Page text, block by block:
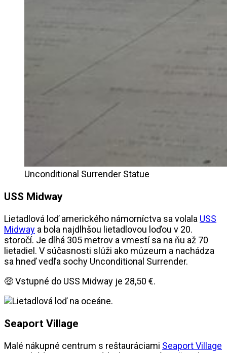
Unconditional Surrender Statue
USS Midway
Lietadlová loď amerického námorníctva sa volala USS
Midway a bola najdlhšou lietadlovou loďou v 20.
storočí. Je dlhá 305 metrov a vmestí sa na ňu až 70
lietadiel. V súčasnosti slúži ako múzeum a nachádza
sa hneď vedľa sochy Unconditional Surrender.
🤑 Vstupné do USS Midway je 28,50 €.
Seaport Village
Malé nákupné centrum s reštauráciami Seaport Village